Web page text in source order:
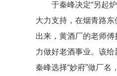
于秦峰决定“另起炉
大力支持，在烟青路
出来，黄酒厂的老师
力做好老酒事业。该
秦峰选择“妙府”做厂名